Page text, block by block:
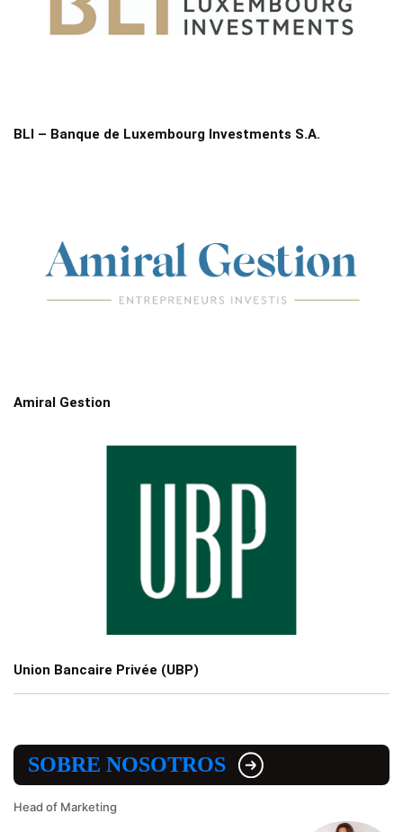
BLI – Banque de Luxembourg Investments S.A.
Amiral Gestion
Union Bancaire Privée (UBP)
SOBRE NOSOTROS
Head of Marketing